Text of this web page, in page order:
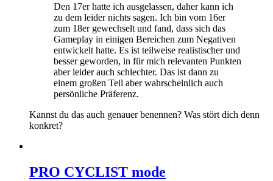
Den 17er hatte ich ausgelassen, daher kann ich
zu dem leider nichts sagen. Ich bin vom 16er
zum 18er gewechselt und fand, dass sich das
Gameplay in einigen Bereichen zum Negativen
entwickelt hatte. Es ist teilweise realistischer und
besser geworden, in für mich relevanten Punkten
aber leider auch schlechter. Das ist dann zu
einem großen Teil aber wahrscheinlich auch
persönliche Präferenz.
Kannst du das auch genauer benennen? Was stört dich denn
konkret?
PRO CYCLIST mode